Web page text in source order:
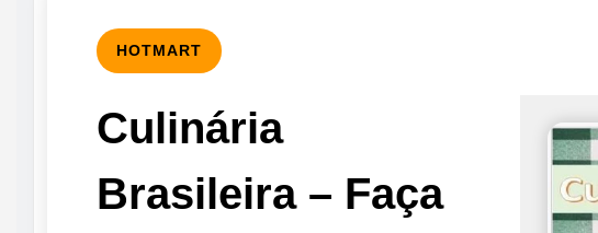
HOTMART
Culinária
Brasileira – Faça